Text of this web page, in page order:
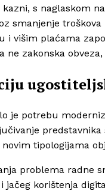
s naglaskom
smanjenje
i višim plaćama
zakonska
je potrebu
tipologijama
problema radne
korištenja